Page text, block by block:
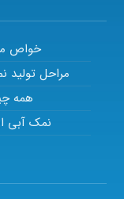
خواص
مراحل
همه
نمک آبی